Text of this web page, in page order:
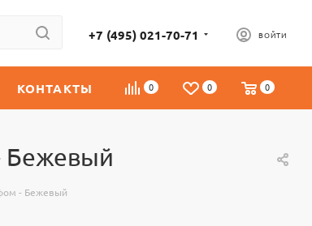
+7 (495) 021-70-71 ВОЙТИ
0 0 0
КОНТАКТЫ
Бежевый
- Бежевый